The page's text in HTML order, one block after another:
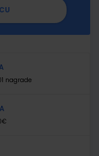
nagrade